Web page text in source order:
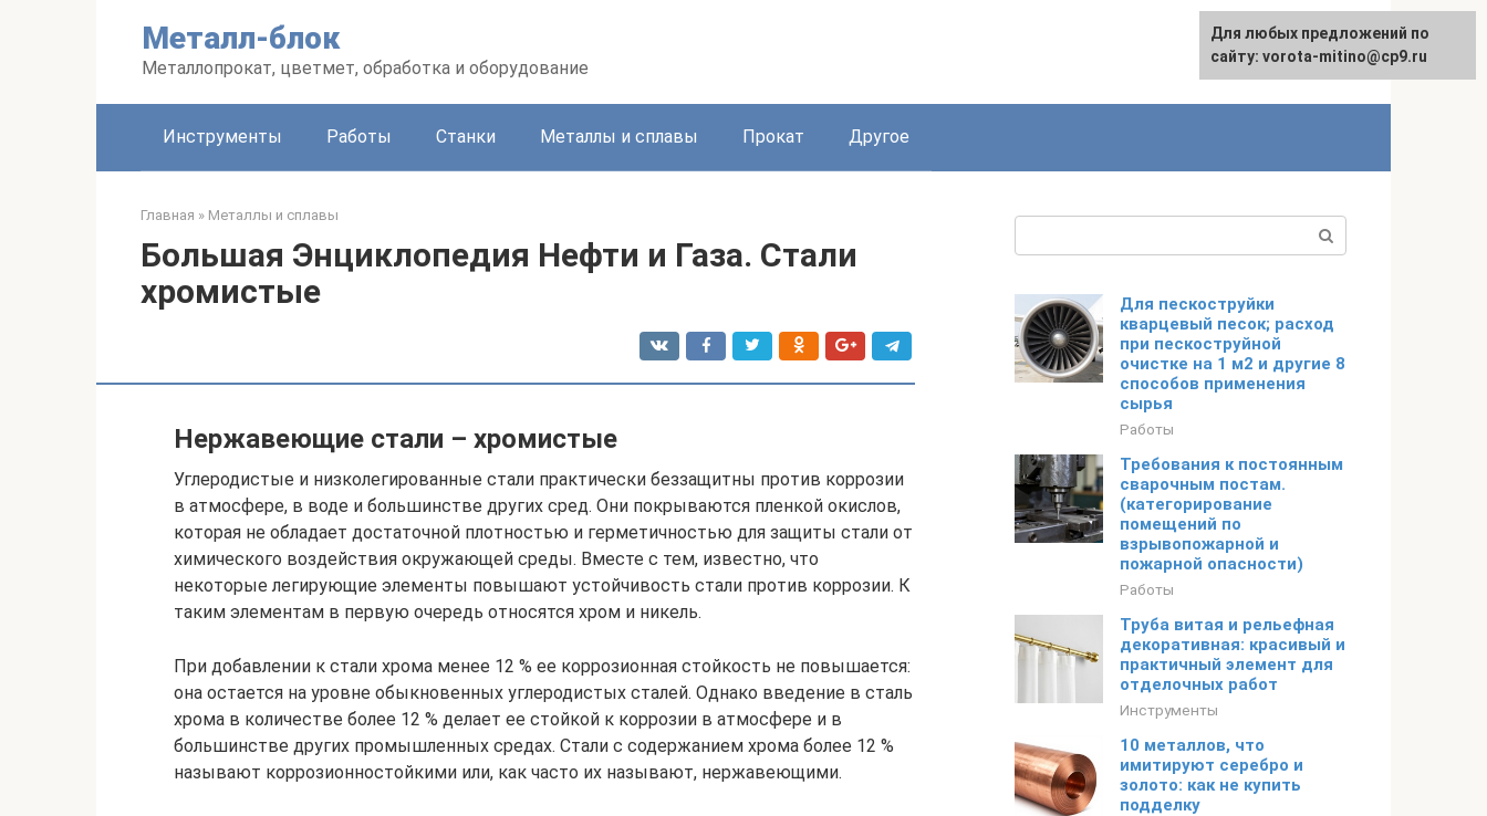
Металл-блок
Металлопрокат, цветмет, обработка и оборудование
Инструменты Работы Станки Металлы и сплавы Прокат Другое
Главная » Металлы и сплавы
Большая Энциклопедия Нефти и Газа. Стали
хромистые
Нержавеющие стали – хромистые
Углеродистые и низколегированные стали практически беззащитны против коррозии
в атмосфере, в воде и большинстве других сред. Они покрываются пленкой окислов,
которая не обладает достаточной плотностью и герметичностью для защиты стали от
химического воздействия окружающей среды. Вместе с тем, известно, что
некоторые легирующие элементы повышают устойчивость стали против коррозии. К
таким элементам в первую очередь относятся хром и никель.
При добавлении к стали хрома менее 12 % ее коррозионная стойкость не повышается:
она остается на уровне обыкновенных углеродистых сталей. Однако введение в сталь
хрома в количестве более 12 % делает ее стойкой к коррозии в атмосфере и в
большинстве других промышленных средах. Стали с содержанием хрома более 12 %
называют коррозионностойкими или, как часто их называют, нержавеющими.
Для пескоструйки
кварцевый песок; расход
при пескоструйной
очистке на 1 м2 и другие 8
способов применения
сырья
Работы
Требования к постоянным
сварочным постам.
(категорирование
помещений по
взрывопожарной и
пожарной опасности)
Работы
Труба витая и рельефная
декоративная: красивый и
практичный элемент для
отделочных работ
Инструменты
10 металлов, что
имитируют серебро и
золото: как не купить
подделку
Для любых предложений по
сайту: vorota-mitino@cp9.ru